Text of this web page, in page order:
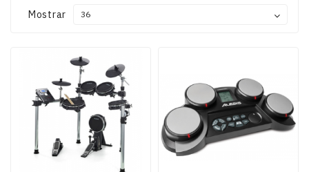
Guitarras
Mostrar